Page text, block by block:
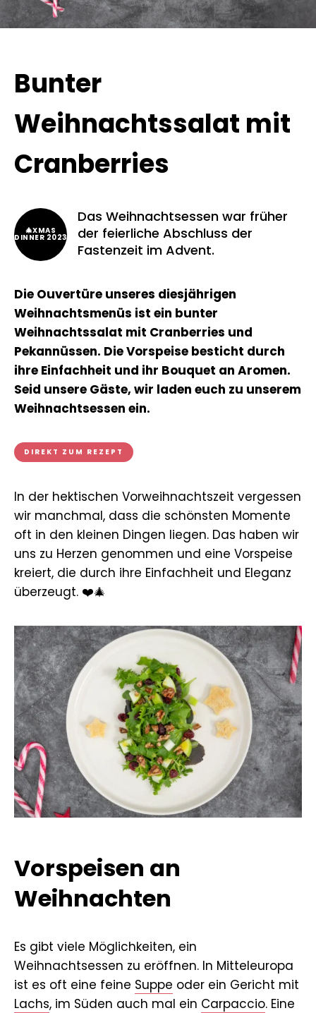
Bunter
Weihnachtssalat mit
Cranberries
🎄XMAS
DINNER 2023
Das Weihnachtsessen war früher
der feierliche Abschluss der
Fastenzeit im Advent.
Die Ouvertüre unseres diesjährigen
Weihnachtsmenüs ist ein bunter
Weihnachtssalat mit Cranberries und
Pekannüssen. Die Vorspeise besticht durch
ihre Einfachheit und ihr Bouquet an Aromen.
Seid unsere Gäste, wir laden euch zu unserem
Weihnachtsessen ein.
DIREKT ZUM REZEPT
In der hektischen Vorweihnachtszeit vergessen
wir manchmal, dass die schönsten Momente
oft in den kleinen Dingen liegen. Das haben wir
uns zu Herzen genommen und eine Vorspeise
kreiert, die durch ihre Einfachheit und Eleganz
überzeugt. ❤️🎄
Vorspeisen an
Weihnachten
Es gibt viele Möglichkeiten, ein
Weihnachtsessen zu eröffnen. In Mitteleuropa
ist es oft eine feine Suppe oder ein Gericht mit
Lachs, im Süden auch mal ein Carpaccio. Eine